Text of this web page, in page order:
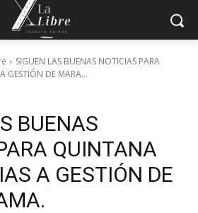
SIGUEN LAS BUENAS NOTICIAS PARA
GESTIÓN DE MARA...
BUENAS
QUINTANA
A GESTIÓN DE